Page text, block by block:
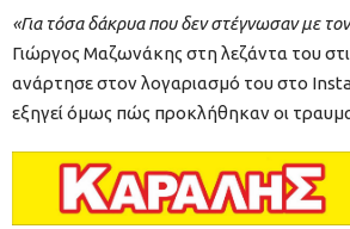
«Για τόσα δάκρυα που δεν στέγνωσαν με
Γιώργος Μαζωνάκης στη λεζάντα του
ανάρτησε στον λογαριασμό του στο
εξηγεί όμως πώς προκλήθηκαν οι